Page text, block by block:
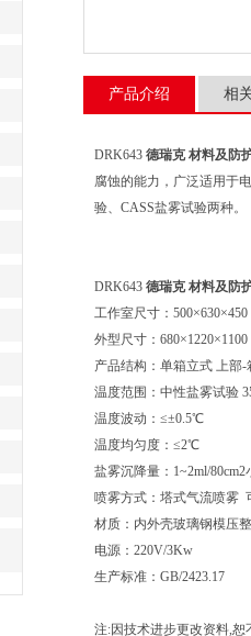
产品介绍 相
DRK643 德瑞克 材料及防
腐蚀的能力，广泛适用于
验、CASS盐雾试验两种。
DRK643 德瑞克 材料及防
工作室尺寸：500×630×450
外型尺寸：680×1220×1100
产品结构：单箱立式 上部
温度范围：中性盐雾试验
温度波动：≤±0.5℃
温度均匀度：≤2℃
盐雾沉降量：1~2ml/80cm2
喷雾方式：塔式气流喷雾
材质：内外壳玻璃钢模压
电源：220V/3Kw
生产标准：GB/2423.17
注:因技术进步更改资料,